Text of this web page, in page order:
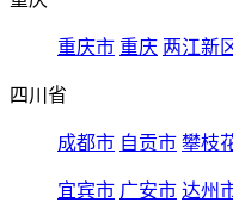
重庆市 重庆 两江新
四川省
成都市 自贡市 攀枝
宜宾市 广安市 达州